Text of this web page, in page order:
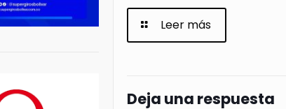
Leer más
Deja una respuesta